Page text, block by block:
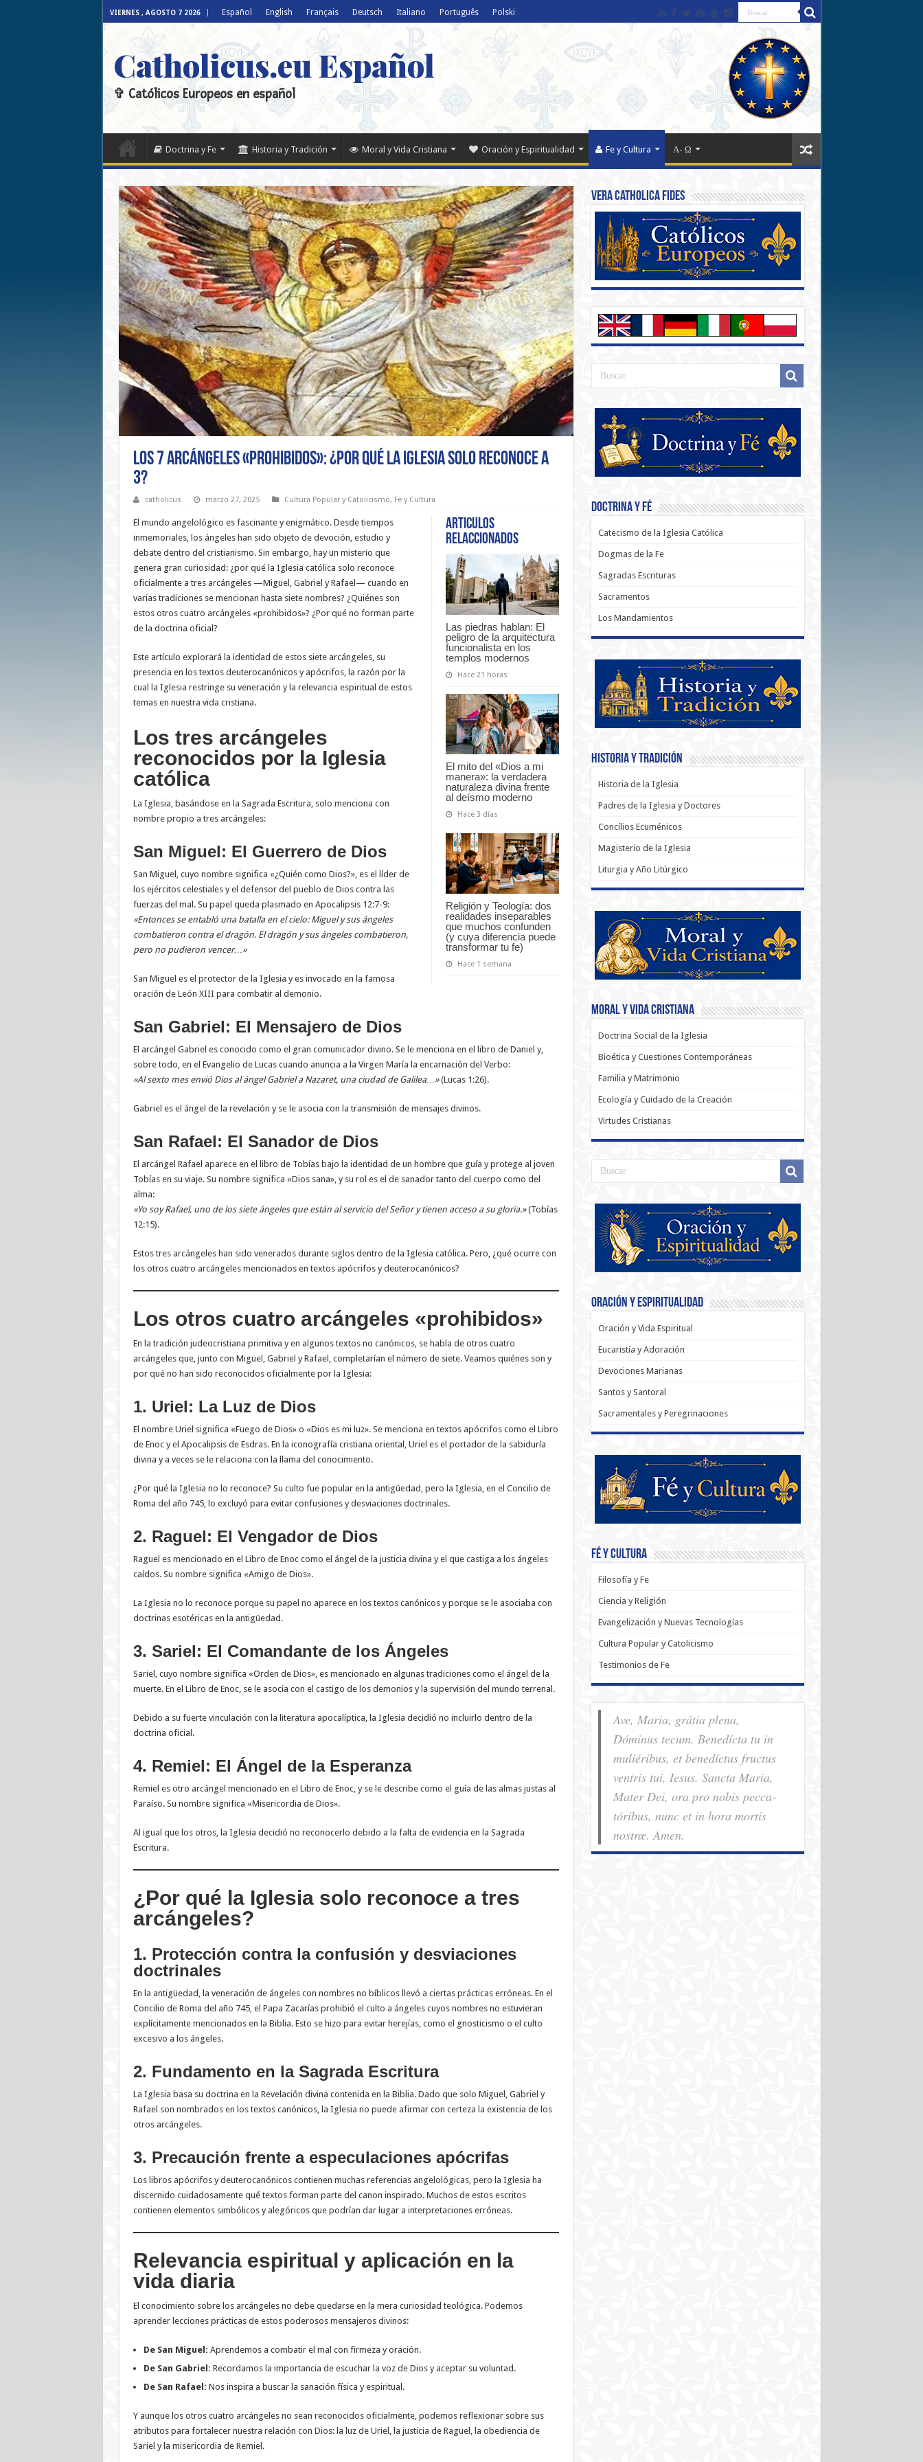
VIERNES , AGOSTO 7 2026 Español English Français Deutsch Italiano Português Polski
Catholicus.eu Español
✞ Católicos Europeos en español
Doctrina y Fe Historia y Tradición Moral y Vida Cristiana Oración y Espiritualidad Fe y Cultura Α- Ω
Los 7 Arcángeles «prohibidos»: ¿Por qué la Iglesia solo reconoce a
3?
catholicus marzo 27, 2025 Cultura Popular y Catolicismo, Fe y Cultura
Articulos
relaccionados
Las piedras hablan: El
peligro de la arquitectura
funcionalista en los
templos modernos
Hace 21 horas
El mito del «Dios a mi
manera»: la verdadera
naturaleza divina frente
al deísmo moderno
Hace 3 días
Religión y Teología: dos
realidades inseparables
que muchos confunden
(y cuya diferencia puede
transformar tu fe)
Hace 1 semana
El mundo angelológico es fascinante y enigmático. Desde tiempos
inmemoriales, los ángeles han sido objeto de devoción, estudio y
debate dentro del cristianismo. Sin embargo, hay un misterio que
genera gran curiosidad: ¿por qué la Iglesia católica solo reconoce
oficialmente a tres arcángeles —Miguel, Gabriel y Rafael— cuando en
varias tradiciones se mencionan hasta siete nombres? ¿Quiénes son
estos otros cuatro arcángeles «prohibidos»? ¿Por qué no forman parte
de la doctrina oficial?
Este artículo explorará la identidad de estos siete arcángeles, su
presencia en los textos deuterocanónicos y apócrifos, la razón por la
cual la Iglesia restringe su veneración y la relevancia espiritual de estos
temas en nuestra vida cristiana.
Los tres arcángeles
reconocidos por la Iglesia
católica
La Iglesia, basándose en la Sagrada Escritura, solo menciona con
nombre propio a tres arcángeles:
San Miguel: El Guerrero de Dios
San Miguel, cuyo nombre significa «¿Quién como Dios?», es el líder de
los ejércitos celestiales y el defensor del pueblo de Dios contra las
fuerzas del mal. Su papel queda plasmado en Apocalipsis 12:7-9:
«Entonces se entabló una batalla en el cielo: Miguel y sus ángeles
combatieron contra el dragón. El dragón y sus ángeles combatieron,
pero no pudieron vencer…»
San Miguel es el protector de la Iglesia y es invocado en la famosa
oración de León XIII para combatir al demonio.
San Gabriel: El Mensajero de Dios
El arcángel Gabriel es conocido como el gran comunicador divino. Se le menciona en el libro de Daniel y,
sobre todo, en el Evangelio de Lucas cuando anuncia a la Virgen María la encarnación del Verbo:
«Al sexto mes envió Dios al ángel Gabriel a Nazaret, una ciudad de Galilea…»(Lucas 1:26).
Gabriel es el ángel de la revelación y se le asocia con la transmisión de mensajes divinos.
San Rafael: El Sanador de Dios
El arcángel Rafael aparece en el libro de Tobías bajo la identidad de un hombre que guía y protege al joven
Tobías en su viaje. Su nombre significa «Dios sana», y su rol es el de sanador tanto del cuerpo como del
alma:
«Yo soy Rafael, uno de los siete ángeles que están al servicio del Señor y tienen acceso a su gloria.»(Tobías
12:15).
Estos tres arcángeles han sido venerados durante siglos dentro de la Iglesia católica. Pero, ¿qué ocurre con
los otros cuatro arcángeles mencionados en textos apócrifos y deuterocanónicos?
Los otros cuatro arcángeles «prohibidos»
En la tradición judeocristiana primitiva y en algunos textos no canónicos, se habla de otros cuatro
arcángeles que, junto con Miguel, Gabriel y Rafael, completarían el número de siete. Veamos quiénes son y
por qué no han sido reconocidos oficialmente por la Iglesia:
1. Uriel: La Luz de Dios
El nombre Uriel significa «Fuego de Dios» o «Dios es mi luz». Se menciona en textos apócrifos como el Libro
de Enoc y el Apocalipsis de Esdras. En la iconografía cristiana oriental, Uriel es el portador de la sabiduría
divina y a veces se le relaciona con la llama del conocimiento.
¿Por qué la Iglesia no lo reconoce? Su culto fue popular en la antigüedad, pero la Iglesia, en el Concilio de
Roma del año 745, lo excluyó para evitar confusiones y desviaciones doctrinales.
2. Raguel: El Vengador de Dios
Raguel es mencionado en el Libro de Enoc como el ángel de la justicia divina y el que castiga a los ángeles
caídos. Su nombre significa «Amigo de Dios».
La Iglesia no lo reconoce porque su papel no aparece en los textos canónicos y porque se le asociaba con
doctrinas esotéricas en la antigüedad.
3. Sariel: El Comandante de los Ángeles
Sariel, cuyo nombre significa «Orden de Dios», es mencionado en algunas tradiciones como el ángel de la
muerte. En el Libro de Enoc, se le asocia con el castigo de los demonios y la supervisión del mundo terrenal.
Debido a su fuerte vinculación con la literatura apocalíptica, la Iglesia decidió no incluirlo dentro de la
doctrina oficial.
4. Remiel: El Ángel de la Esperanza
Remiel es otro arcángel mencionado en el Libro de Enoc, y se le describe como el guía de las almas justas al
Paraíso. Su nombre significa «Misericordia de Dios».
Al igual que los otros, la Iglesia decidió no reconocerlo debido a la falta de evidencia en la Sagrada
Escritura.
¿Por qué la Iglesia solo reconoce a tres
arcángeles?
1. Protección contra la confusión y desviaciones
doctrinales
En la antigüedad, la veneración de ángeles con nombres no bíblicos llevó a ciertas prácticas erróneas. En el
Concilio de Roma del año 745, el Papa Zacarías prohibió el culto a ángeles cuyos nombres no estuvieran
explícitamente mencionados en la Biblia. Esto se hizo para evitar herejías, como el gnosticismo o el culto
excesivo a los ángeles.
2. Fundamento en la Sagrada Escritura
La Iglesia basa su doctrina en la Revelación divina contenida en la Biblia. Dado que solo Miguel, Gabriel y
Rafael son nombrados en los textos canónicos, la Iglesia no puede afirmar con certeza la existencia de los
otros arcángeles.
3. Precaución frente a especulaciones apócrifas
Los libros apócrifos y deuterocanónicos contienen muchas referencias angelológicas, pero la Iglesia ha
discernido cuidadosamente qué textos forman parte del canon inspirado. Muchos de estos escritos
contienen elementos simbólicos y alegóricos que podrían dar lugar a interpretaciones erróneas.
Relevancia espiritual y aplicación en la
vida diaria
El conocimiento sobre los arcángeles no debe quedarse en la mera curiosidad teológica. Podemos
aprender lecciones prácticas de estos poderosos mensajeros divinos:
De San Miguel: Aprendemos a combatir el mal con firmeza y oración.
De San Gabriel: Recordamos la importancia de escuchar la voz de Dios y aceptar su voluntad.
De San Rafael: Nos inspira a buscar la sanación física y espiritual.
Y aunque los otros cuatro arcángeles no sean reconocidos oficialmente, podemos reflexionar sobre sus
atributos para fortalecer nuestra relación con Dios: la luz de Uriel, la justicia de Raguel, la obediencia de
Sariel y la misericordia de Remiel.
Vera Catholica Fides
Doctrina y Fé
Catecismo de la Iglesia Católica
Dogmas de la Fe
Sagradas Escrituras
Sacramentos
Los Mandamientos
Historia y Tradición
Historia de la Iglesia
Padres de la Iglesia y Doctores
Concílios Ecuménicos
Magisterio de la Iglesia
Liturgia y Año Litúrgico
Moral y Vida Cristiana
Doctrina Social de la Iglesia
Bioética y Cuestiones Contemporáneas
Familia y Matrimonio
Ecología y Cuidado de la Creación
Virtudes Cristianas
Oración y Espiritualidad
Oración y Vida Espiritual
Eucaristía y Adoración
Devociones Marianas
Santos y Santoral
Sacramentales y Peregrinaciones
Fé y Cultura
Filosofía y Fe
Ciencia y Religión
Evangelización y Nuevas Tecnologías
Cultura Popular y Catolicismo
Testimonios de Fe
Ave, Maria, grátia plena,
Dóminus tecum. Benedícta tu in
muliéribus, et benedíctus fructus
ventris tui, Iesus. Sancta Maria,
Mater Dei, ora pro nobis pec­ca­
tóribus, nunc et in hora mortis
nostræ. Amen.